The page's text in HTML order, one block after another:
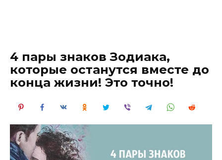
4 пары знаков Зодиака,
которые останутся вместе до
конца жизни! Это точно!